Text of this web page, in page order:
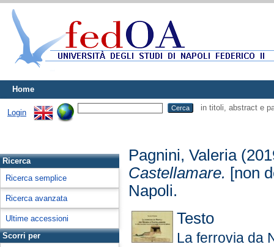
Home
Login
in titoli, abstract e
Ricerca
Ricerca semplice
Ricerca avanzata
Ultime accessioni
Scorri per
Pagnini, Valeria
Castellamare. [non
Napoli.
Testo
La ferrovia da